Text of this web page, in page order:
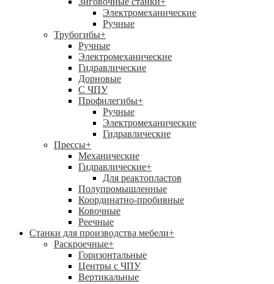
Электромеханические
Ручные
Трубогибы+
Ручные
Электромеханические
Гидравлические
Дорновые
С ЧПУ
Профилегибы+
Ручные
Электромеханические
Гидравлические
Прессы+
Механические
Гидравлические+
Для реактопластов
Полупромышленные
Координатно-пробивные
Ковочные
Реечные
Станки для производства мебели+
Раскроечные+
Горизонтальные
Центры с ЧПУ
Вертикальные